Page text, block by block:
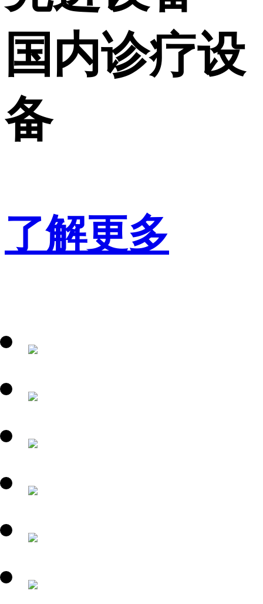
国内诊疗设
备
了解更多